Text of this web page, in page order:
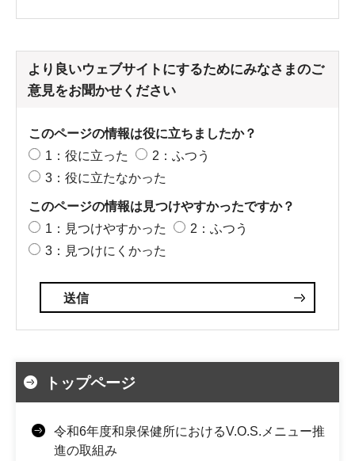
より良いウェブサイトにするためにみなさまのご
意見をお聞かせください
このページの情報は役に立ちましたか？
1：役に立った
2：ふつう
3：役に立たなかった
このページの情報は見つけやすかったですか？
1：見つけやすかった
2：ふつう
3：見つけにくかった
トップページ
令和6年度和泉保健所におけるV.O.S.メニュー推
進の取組み